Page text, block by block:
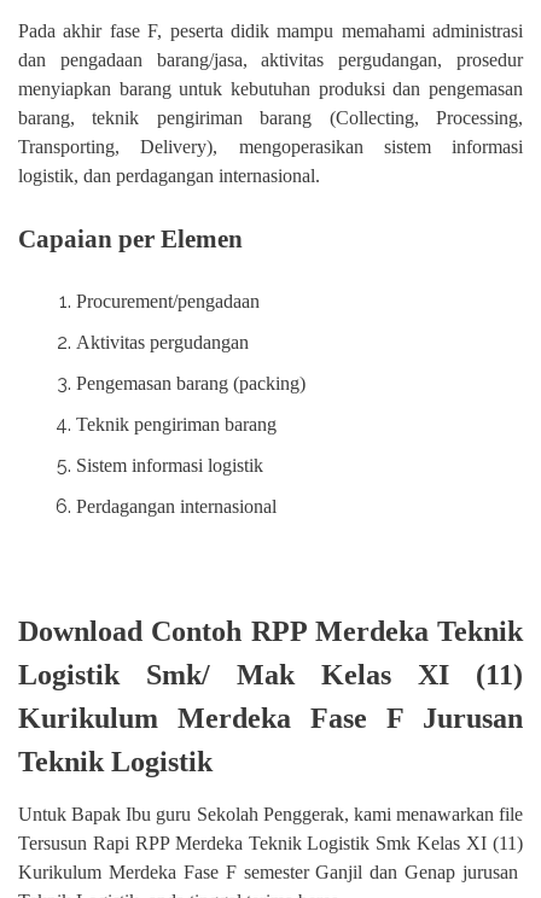
Pada akhir fase F, peserta didik mampu memahami administrasi
dan pengadaan barang/jasa, aktivitas pergudangan, prosedur
menyiapkan barang untuk kebutuhan produksi dan pengemasan
barang, teknik pengiriman barang (Collecting, Processing,
Transporting, Delivery), mengoperasikan sistem informasi
logistik, dan perdagangan internasional.
Capaian per Elemen
Procurement/pengadaan
Aktivitas pergudangan
Pengemasan barang (packing)
Teknik pengiriman barang
Sistem informasi logistik
Perdagangan internasional
Download Contoh RPP Merdeka Teknik
Logistik Smk/ Mak Kelas XI (11)
Kurikulum Merdeka Fase F Jurusan
Teknik Logistik
Untuk Bapak Ibu guru Sekolah Penggerak, kami menawarkan file
Tersusun Rapi RPP Merdeka Teknik Logistik Smk Kelas XI (11)
Kurikulum Merdeka Fase F semester Ganjil dan Genap jurusan